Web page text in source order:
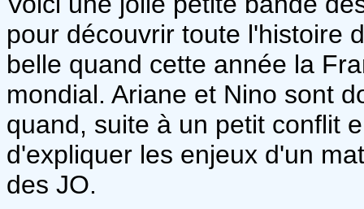
pour découvrir toute l'histoire
belle quand cette année la
mondial. Ariane et Nino sont
quand, suite à un petit conflit
d'expliquer les enjeux d'un
des JO.